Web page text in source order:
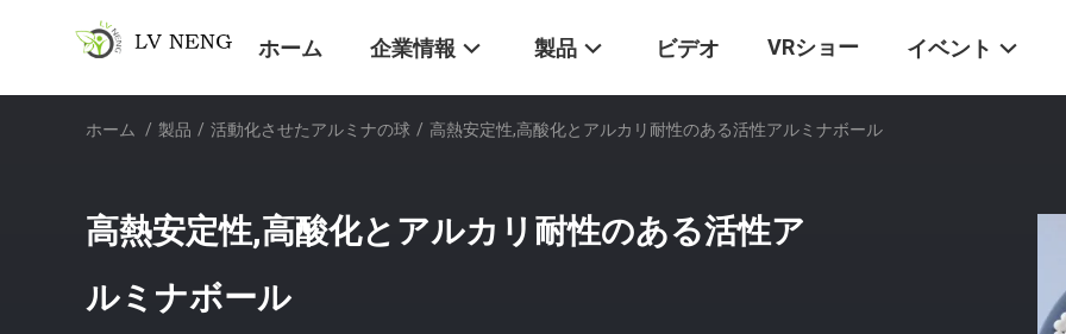
ホーム 企業情報 製品 ビデオ VRショー イベント
ホーム / 製品 / 活動化させたアルミナの球 / 高熱安定性,高酸化とアルカリ耐性のある活性アルミナボール
高熱安定性,高酸化とアルカリ耐性のある活性ア
ルミナボール